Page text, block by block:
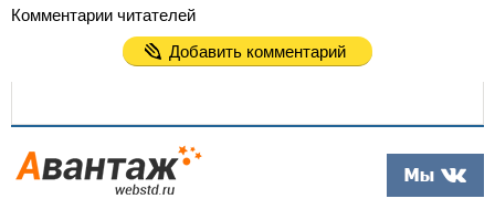
Комментарии читателей
Добавить комментарий